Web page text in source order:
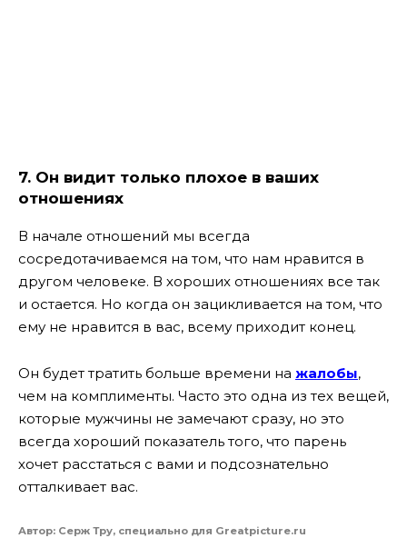
7. Он видит только плохое в ваших
отношениях
В начале отношений мы всегда
сосредотачиваемся на том, что нам нравится в
другом человеке. В хороших отношениях все так
и остается. Но когда он зацикливается на том, что
ему не нравится в вас, всему приходит конец.
Он будет тратить больше времени на жалобы,
чем на комплименты. Часто это одна из тех вещей,
которые мужчины не замечают сразу, но это
всегда хороший показатель того, что парень
хочет расстаться с вами и подсознательно
отталкивает вас.
Автор: Серж Тру, специально для Greatpicture.ru